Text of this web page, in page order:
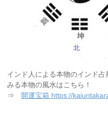
インド人による本物のインド
みる本物の風水はこちら！
⇒ 開運宝箱 https://